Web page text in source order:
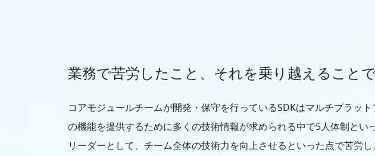
業務で苦労したこと、それを乗り越えること
コアモジュールチームが開発・保守を行っているSDKはマルチプラッ
の機能を提供するために多くの技術情報が求められる中で5人体制と
リーダーとして、チーム全体の技術力を向上させるといった点で苦労